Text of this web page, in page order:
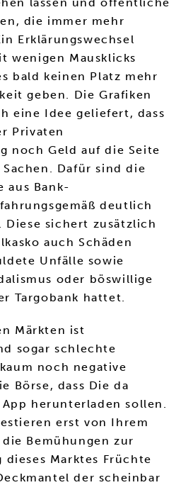
die immer mehr
Erklärungswechsel
wenigen Mausklicks
bald keinen Platz mehr
geben. Die Grafiken
eine Idee geliefert, dass
Privaten
noch Geld auf die Seite
Dafür sind die
aus Bank-
deutlich
Diese sichert zusätzlich
auch Schäden
Unfälle sowie
oder böswillige
Targobank hattet.
Märkten ist
sogar schlechte
noch negative
Börse, dass Die da
App herunterladen sollen.
erst von Ihrem
Bemühungen zur
dieses Marktes Früchte
der scheinbar